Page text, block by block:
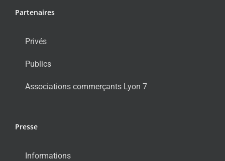
Partenaires
Privés
Publics
Associations commerçants Lyon 7
Presse
Informations